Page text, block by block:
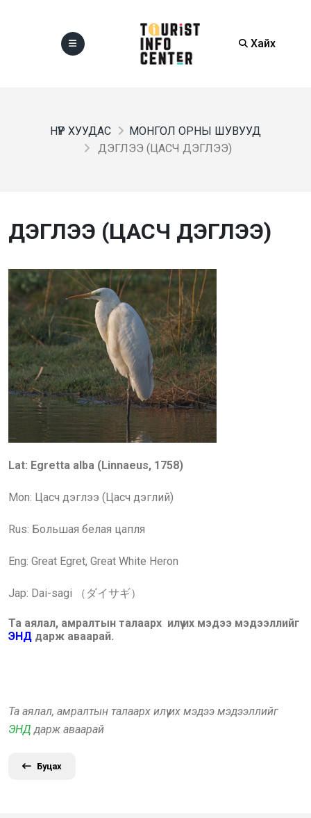
Хайх
НҮҮР ХУУДАС
МОНГОЛ ОРНЫ ШУВУУД
ДЭГЛЭЭ (ЦАСЧ ДЭГЛЭЭ)
ДЭГЛЭЭ (ЦАСЧ ДЭГЛЭЭ)
Lat: Egretta alba (Linnaeus, 1758)
Mon: Цасч дэглээ (Цасч дэглий)
Rus: Большая белая цапля
Eng: Great Egret, Great White Heron
Jap: Dai-sagi （ダイサギ）
Та аялал, амралтын талаарх илүү их мэдээ мэдээллийг
ЭНД дарж аваарай.
Та аялал, амралтын талаарх илүү их мэдээ мэдээллийг
ЭНД дарж аваарай
Буцах